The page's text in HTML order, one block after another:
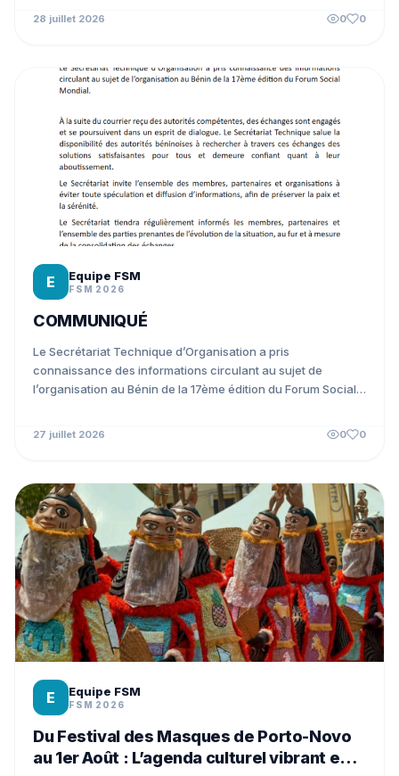
28 juillet 2026 0 0
E Equipe FSM
FSM 2026
COMMUNIQUÉ
Le Secrétariat Technique d’Organisation a pris
connaissance des informations circulant au sujet de
l’organisation au Bénin de la 17ème édition du Forum Social
27 juillet 2026 0 0
E Equipe FSM
FSM 2026
Du Festival des Masques de Porto-Novo
au 1er Août : L’agenda culturel vibrant en